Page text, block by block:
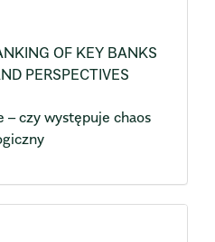
OF KEY BANKS
PERSPECTIVES
czy występuje chaos